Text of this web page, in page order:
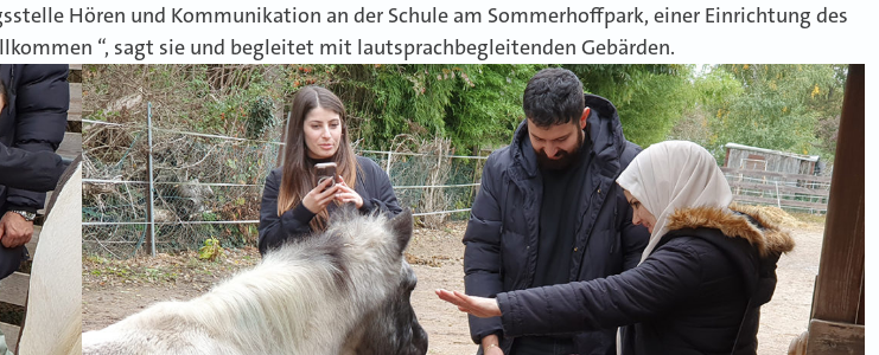
Hören und Kommunikation an der Schule am Sommerhoffpark, einer Einrichtung des
“, sagt sie und begleitet mit lautsprachbegleitenden Gebärden.